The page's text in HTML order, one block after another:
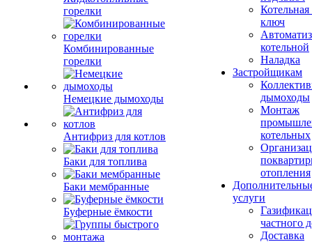
горелки
Комбинированные
горелки
Немецкие дымоходы
Антифриз для котлов
Баки для топлива
Баки мембранные
Буферные ёмкости
ключ
котельной
Наладка
Застройщикам
дымоходы
Монтаж
котельных
отопления
услуги
частного
Доставка